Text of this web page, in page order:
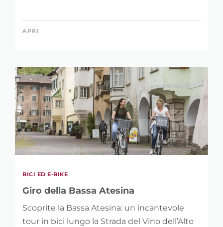
APRI
BICI ED E-BIKE
Giro della Bassa Atesina
Scoprite la Bassa Atesina: un incantevole
tour in bici lungo la Strada del Vino dell’Alto